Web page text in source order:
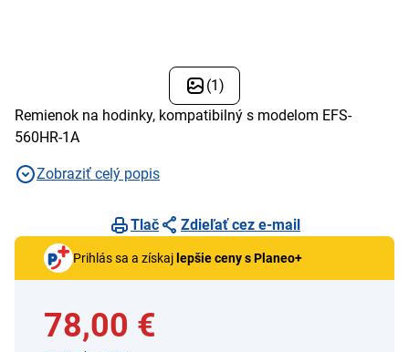
(1)
Remienok na hodinky, kompatibilný s modelom EFS-
560HR-1A
Zobraziť celý popis
Tlač Zdieľať cez e-mail
Prihlás sa a získaj lepšie ceny s Planeo+
78,00 €